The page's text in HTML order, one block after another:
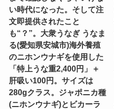
い時代になった。そして注
文即提供されたこと
も“？”。大衆うなぎ うなま
る(愛知県安城市)海外養殖
のニホンウナギを使用した
「特上うな重2,400円」＋
肝吸い100円。サイズは
280gクラス。ジャポニカ種
(ニホンウナギ)とビカーラ